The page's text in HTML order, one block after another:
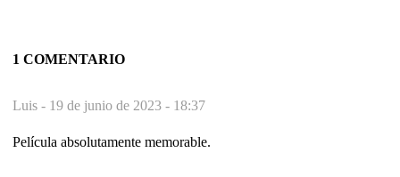
1 COMENTARIO
Luis - 19 de junio de 2023 - 18:37
Película absolutamente memorable.